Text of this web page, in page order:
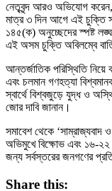
নেতৃবৃন্দ আরও অভিযোগ করেন,
মাত্র ৩ দিন আগে এই চুক্তি
১৪৫(ক) অনুচ্ছেদের স্পষ্ট
এই অসম চুক্তি অবিলম্বে
আন্তর্জাতিক পরিস্থিতি নিয়ে
এবং চলমান গণহত্যা
স্বার্থে বিশ্বজুড়ে যুদ্ধ ও
জোর দাবি জানান।
সমাবেশ থেকে
অভিমুখে বিক্ষোভ এবং ১৬-
জন্য সর্বস্তরের জনগণের
Share this: